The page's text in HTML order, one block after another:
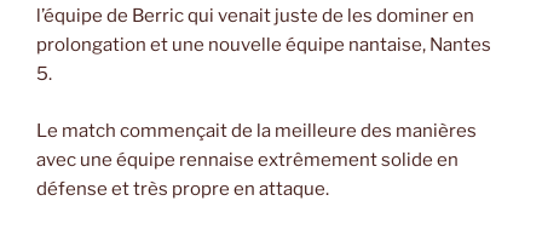
l’équipe de Berric qui venait juste de les dominer en
prolongation et une nouvelle équipe nantaise, Nantes
5.
Le match commençait de la meilleure des manières
avec une équipe rennaise extrêmement solide en
défense et très propre en attaque.